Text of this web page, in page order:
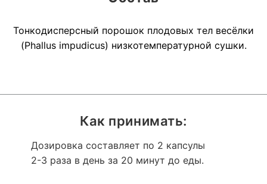
Как принимать:
Дозировка составляет по 2 капсулы
2-3 раза в день за 20 минут до еды.
Тонкодисперсный порошок плодовых тел весёлки
(Phallus impudicus) низкотемпературной сушки.